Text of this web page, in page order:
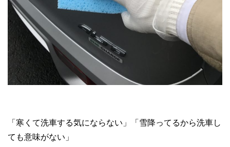
「寒くて洗車する気にならない」「雪降ってるから洗車し
ても意味がない」